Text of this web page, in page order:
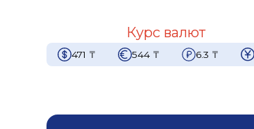
Курс валют
471 ₸ 544 ₸ 6.3 ₸